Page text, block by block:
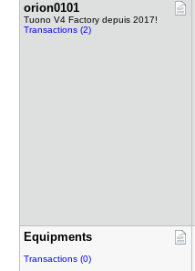
orion0101
Tuono V4 Factory depuis 2017!
Transactions (2)
Equipments
Transactions (0)